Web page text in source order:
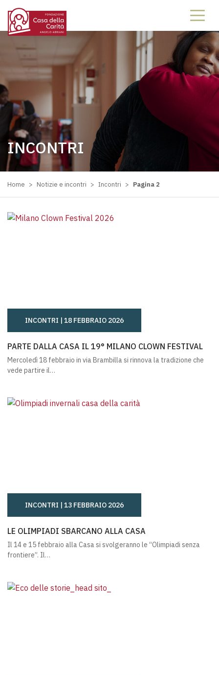
INCONTRI
Home > Notizie e incontri > Incontri > Pagina 2
INCONTRI | 18 FEBBRAIO 2026
PARTE DALLA CASA IL 19° MILANO CLOWN FESTIVAL
Mercoledì 18 febbraio in via Brambilla si rinnova la tradizione che
vede partire il…
INCONTRI | 13 FEBBRAIO 2026
LE OLIMPIADI SBARCANO ALLA CASA
Il 14 e 15 febbraio alla Casa si svolgeranno le “Olimpiadi senza
frontiere”. Il…